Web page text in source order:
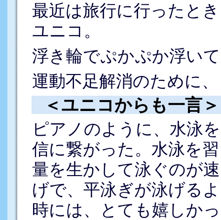
最近は旅行に行ったと
ユニコ。
浮き輪でぷかぷか浮い
運動不足解消のために
＜ユニコからも一言＞
ピアノのように、水泳
信に繋がった。水泳を
量を生かして泳ぐのが
げで、平泳ぎが泳げる
時には、とても嬉しか